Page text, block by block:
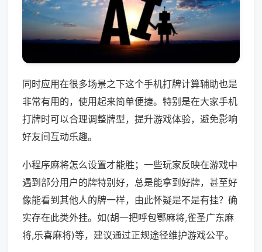
同时应用在很多场景之下这个手机打牌计算辅助也是
非常有用的，使用起来简单便捷。特别是在大家手机
打牌时可以合理调整牌型，提升游戏体验，避免影响
好友间互动乐趣。
小程序麻将怎么设置才能胜；一些玩家反映在游戏中
遇到部分用户的牌特别好，总是能拿到好牌，甚至好
像能看到其他人的牌一样，由此怀疑是不是有挂？确
实存在此类外挂。如(胡一把呼包鄂麻将,雀圣广东麻
将,乐喜麻将)等，建议通过正规途径维护游戏公平。